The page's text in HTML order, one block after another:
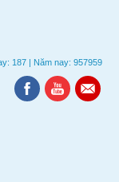
187 | Năm nay: 957959